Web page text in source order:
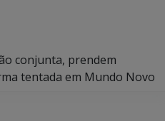
conjunta, prendem
tentada em Mundo Novo